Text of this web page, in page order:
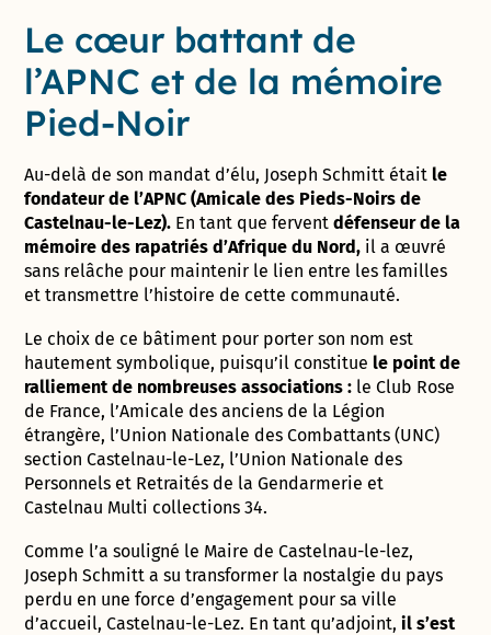
Le cœur battant de
l’APNC et de la mémoire
Pied-Noir
Au-delà de son mandat d’élu, Joseph Schmitt étaitle
fondateur de l’APNC (Amicale des Pieds-Noirs de
Castelnau-le-Lez). En tant que fervent défenseur de la
mémoire des rapatriés d’Afrique du Nord, il a œuvré
sans relâche pour maintenir le lien entre les familles
et transmettre l’histoire de cette communauté.
Le choix de ce bâtiment pour porter son nom est
hautement symbolique, puisqu’il constituele point de
ralliement de nombreuses associations : le Club Rose
de France, l’Amicale des anciens de la Légion
étrangère, l’Union Nationale des Combattants (UNC)
section Castelnau-le-Lez, l’Union Nationale des
Personnels et Retraités de la Gendarmerie et
Castelnau Multi collections 34.
Comme l’a souligné le Maire de Castelnau-le-lez,
Joseph Schmitt a su transformer la nostalgie du pays
perdu en une force d’engagement pour sa ville
d’accueil, Castelnau-le-Lez. En tant qu’adjoint, il s’est